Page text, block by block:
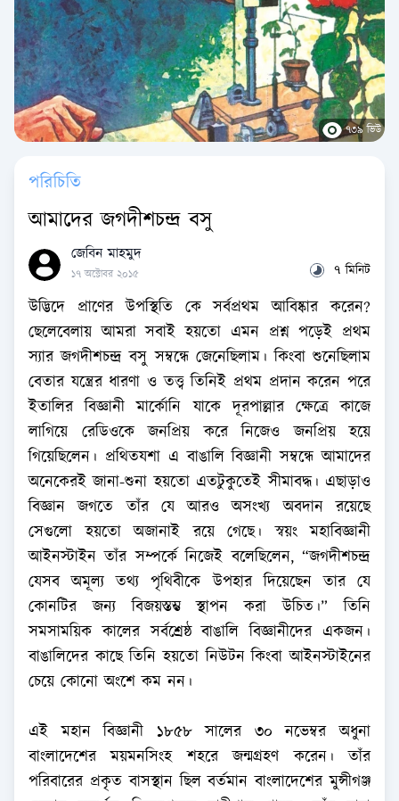
৭৩৯ ভিউ
পরিচিতি
আমাদের জগদীশচন্দ্র বসু
জেবিন মাহমুদ
১৭ অক্টোবর ২০১৫ ৭ মিনিট
উদ্ভিদে প্রাণের উপস্থিতি কে সর্বপ্রথম আবিষ্কার করেন?
ছেলেবেলায় আমরা সবাই হয়তো এমন প্রশ্ন পড়েই প্রথম
স্যার জগদীশচন্দ্র বসু সম্বন্ধে জেনেছিলাম। কিংবা শুনেছিলাম
বেতার যন্ত্রের ধারণা ও তত্ত্ব তিনিই প্রথম প্রদান করেন পরে
ইতালির বিজ্ঞানী মার্কোনি যাকে দূরপাল্লার ক্ষেত্রে কাজে
লাগিয়ে রেডিওকে জনপ্রিয় করে নিজেও জনপ্রিয় হয়ে
গিয়েছিলেন। প্রথিতযশা এ বাঙালি বিজ্ঞানী সম্বন্ধে আমাদের
অনেকেরই জানা-শুনা হয়তো এতটুকুতেই সীমাবদ্ধ। এছাড়াও
বিজ্ঞান জগতে তাঁর যে আরও অসংখ্য অবদান রয়েছে
সেগুলো হয়তো অজানাই রয়ে গেছে। স্বয়ং মহাবিজ্ঞানী
আইনস্টাইন তাঁর সম্পর্কে নিজেই বলেছিলেন, “জগদীশচন্দ্র
যেসব অমূল্য তথ্য পৃথিবীকে উপহার দিয়েছেন তার যে
কোনটির জন্য বিজয়স্তম্ভ স্থাপন করা উচিত।” তিনি
সমসাময়িক কালের সর্বশ্রেষ্ঠ বাঙালি বিজ্ঞানীদের একজন।
বাঙালিদের কাছে তিনি হয়তো নিউটন কিংবা আইনস্টাইনের
চেয়ে কোনো অংশে কম নন।
এই মহান বিজ্ঞানী ১৮৫৮ সালের ৩০ নভেম্বর অধুনা
বাংলাদেশের ময়মনসিংহ শহরে জন্মগ্রহণ করেন। তাঁর
পরিবারের প্রকৃত বাসস্থান ছিল বর্তমান বাংলাদেশের মুন্সীগঞ্জ